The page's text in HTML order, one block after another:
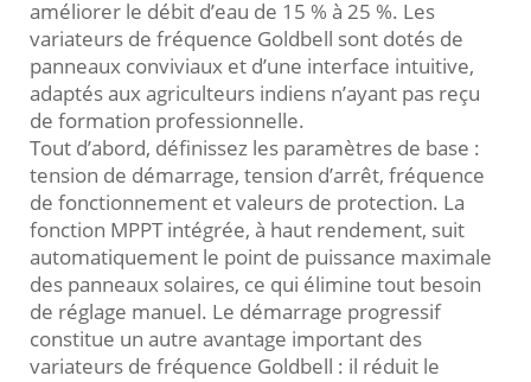
améliorer le débit d’eau de 15 % à 25 %. Les
variateurs de fréquence Goldbell sont dotés de
panneaux conviviaux et d’une interface intuitive,
adaptés aux agriculteurs indiens n’ayant pas reçu
de formation professionnelle.
Tout d’abord, définissez les paramètres de base :
tension de démarrage, tension d’arrêt, fréquence
de fonctionnement et valeurs de protection. La
fonction MPPT intégrée, à haut rendement, suit
automatiquement le point de puissance maximale
des panneaux solaires, ce qui élimine tout besoin
de réglage manuel. Le démarrage progressif
constitue un autre avantage important des
variateurs de fréquence Goldbell : il réduit le